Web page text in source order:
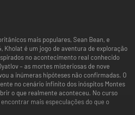
mais populares, Sean Bean, e
Kholat é um jogo de aventura de exploração
no acontecimento real conhecido
– as mortes misteriosas de nove
a inúmeras hipóteses não confirmadas. O
no cenário infinito dos inóspitos Montes
o que realmente aconteceu. No curso
mais especulações do que o